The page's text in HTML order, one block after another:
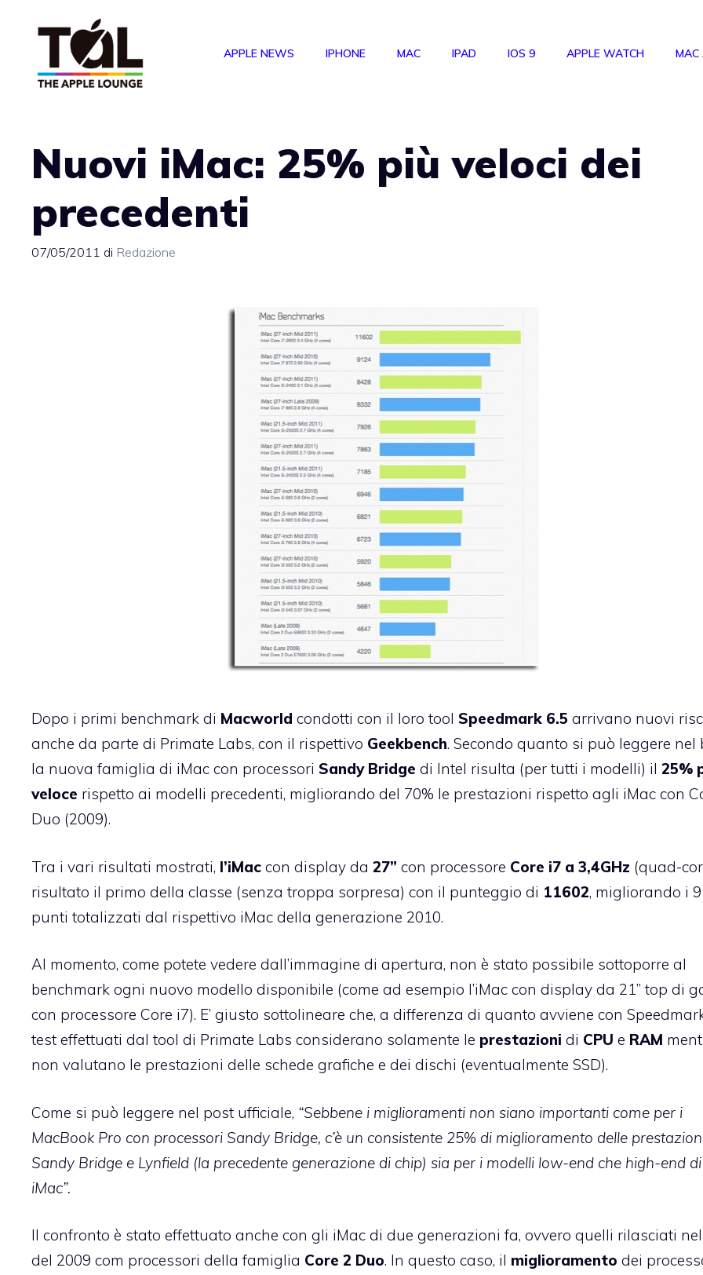
APPLE NEWS IPHONE MAC IPAD IOS 9 APPLE WATCH MAC
Nuovi iMac: 25% più veloci dei
precedenti
07/05/2011 di Redazione
Dopo i primi benchmark di Macworld condotti con il loro tool Speedmark 6.5 arrivano nuovi
anche da parte di Primate Labs, con il rispettivo Geekbench. Secondo quanto si può leggere nel
la nuova famiglia di iMac con processori Sandy Bridge di Intel risulta (per tutti i modelli) il 25%
veloce rispetto ai modelli precedenti, migliorando del 70% le prestazioni rispetto agli iMac con
Duo (2009).
Tra i vari risultati mostrati, l’iMac con display da 27” con processore Core i7 a 3,4GHz (quad-
risultato il primo della classe (senza troppa sorpresa) con il punteggio di 11602, migliorando i
punti totalizzati dal rispettivo iMac della generazione 2010.
Al momento, come potete vedere dall’immagine di apertura, non è stato possibile sottoporre al
benchmark ogni nuovo modello disponibile (come ad esempio l’iMac con display da 21” top di
con processore Core i7). E’ giusto sottolineare che, a differenza di quanto avviene con
test effettuati dal tool di Primate Labs considerano solamente le prestazioni di CPU e RAM
non valutano le prestazioni delle schede grafiche e dei dischi (eventualmente SSD).
Come si può leggere nel post ufficiale, “Sebbene i miglioramenti non siano importanti come per i
MacBook Pro con processori Sandy Bridge, c’è un consistente 25% di miglioramento delle
Sandy Bridge e Lynfield (la precedente generazione di chip) sia per i modelli low-end che high-end di
iMac”.
Il confronto è stato effettuato anche con gli iMac di due generazioni fa, ovvero quelli rilasciati
del 2009 com processori della famiglia Core 2 Duo. In questo caso, il miglioramento dei